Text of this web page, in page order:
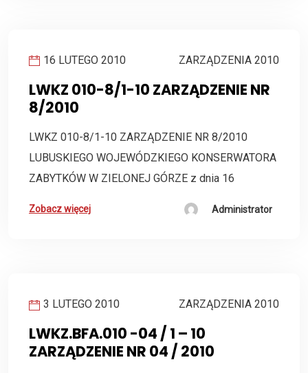
16 LUTEGO 2010 ZARZĄDZENIA 2010
LWKZ 010-8/1-10 ZARZĄDZENIE NR
8/2010
LWKZ 010-8/1-10 ZARZĄDZENIE NR 8/2010
LUBUSKIEGO WOJEWÓDZKIEGO KONSERWATORA
ZABYTKÓW W ZIELONEJ GÓRZE z dnia 16
Zobacz więcej Administrator
3 LUTEGO 2010 ZARZĄDZENIA 2010
LWKZ.BFA.010 -04 / 1 – 10
ZARZĄDZENIE NR 04 / 2010